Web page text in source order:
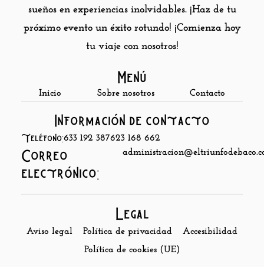
sueños en experiencias inolvidables. ¡Haz de tu
próximo evento un éxito rotundo! ¡Comienza hoy
tu viaje con nosotros!
Menú
Inicio Sobre nosotros Contacto
Información de contacto
Teléfono:633 192 387623 168 662
Correo
electrónico:
Legal
Aviso legal Política de privacidad
Accesibilidad
Política de cookies (UE)